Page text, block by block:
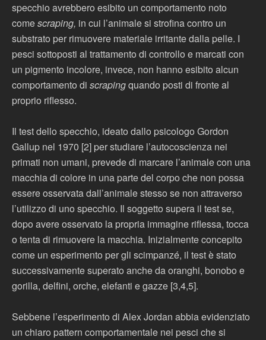
specchio avrebbero esibito un comportamento noto
comescraping, in cui l’animale si strofina contro un
substrato per rimuovere materiale irritante dalla pelle. I
pesci sottoposti al trattamento di controllo e marcati con
un pigmento incolore, invece, non hanno esibito alcun
comportamento di scrapingquando posti di fronte al
proprio riflesso.
Il test dello specchio, ideato dallo psicologo Gordon
Gallup nel 1970 [2] per studiare l’autocoscienza nei
primati non umani, prevede di marcare l’animale con una
macchia di colore in una parte del corpo che non possa
essere osservata dall’animale stesso se non attraverso
l’utilizzo di uno specchio. Il soggetto supera il test se,
dopo avere osservato la propria immagine riflessa, tocca
o tenta di rimuovere la macchia. Inizialmente concepito
come un esperimento per gli scimpanzé, il test è stato
successivamente superato anche da oranghi, bonobo e
gorilla, delfini, orche, elefanti e gazze [3,4,5].
Sebbene l’esperimento di Alex Jordan abbia evidenziato
un chiaro pattern comportamentale nei pesci che si